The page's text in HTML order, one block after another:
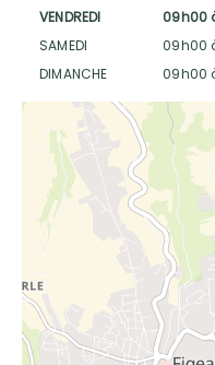
VENDREDI
09h00
SAMEDI
09h00
DIMANCHE
09h00